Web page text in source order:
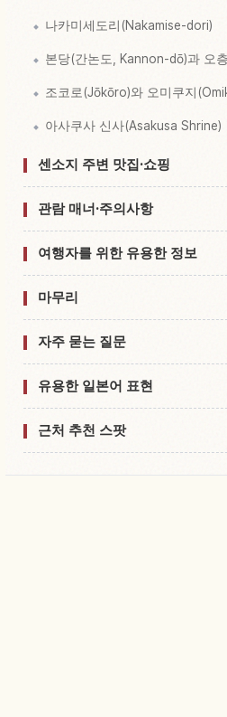
나카미세도리(Nakamise-dori)
본당(간논도, Kannon-dō)과 오
조코로(Jōkōro)와 오미쿠지
아사쿠사 신사(Asakusa Shrine)
센소지 주변 맛집·쇼핑
관람 매너·주의사항
여행자를 위한 유용한 정보
마무리
자주 묻는 질문
유용한 일본어 표현
근처 추천 스팟